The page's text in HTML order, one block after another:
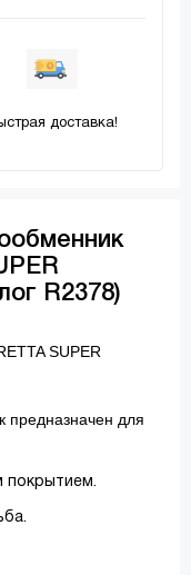
доставка!
R2378)
SUPER
предназначен для
покрытием.